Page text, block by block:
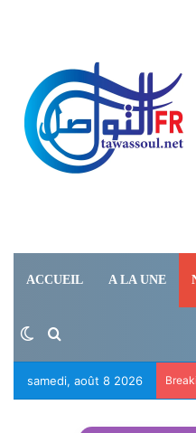
ACCUEIL A LA UNE
Switch skin
Rechercher
samedi, août 8 2026